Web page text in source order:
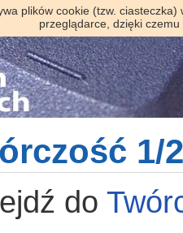
plików cookie (tzw.
przeglądarce, dzięki
1/
do